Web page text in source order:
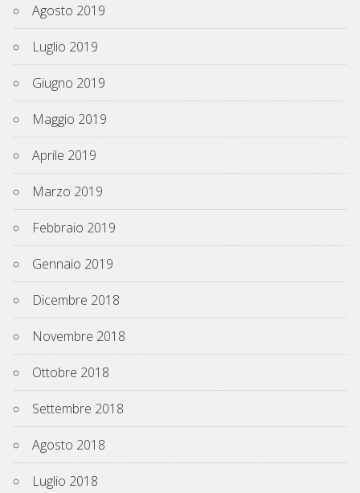
Agosto 2019
Luglio 2019
Giugno 2019
Maggio 2019
Aprile 2019
Marzo 2019
Febbraio 2019
Gennaio 2019
Dicembre 2018
Novembre 2018
Ottobre 2018
Settembre 2018
Agosto 2018
Luglio 2018